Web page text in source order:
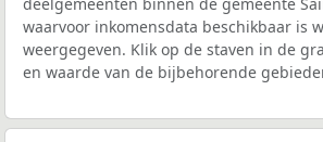
waarvoor inkomensdata beschikbaar is
weergegeven. Klik op de staven in de
en waarde van de bijbehorende